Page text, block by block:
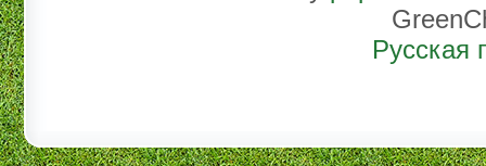
Русская